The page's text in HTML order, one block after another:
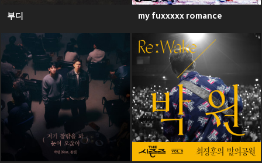
부디 my fuxxxxx romance